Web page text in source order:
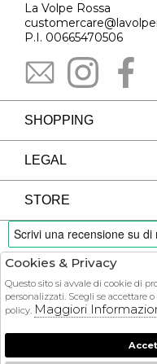
La Volpe Rossa
P.I. 00665470506
SHOPPING
LEGAL
STORE
PAYMENTS
COURIER
Cookies & Privacy
Questo sito si avvale di cookie di
personalizzati. Scegli se accettare
policy. Maggiori